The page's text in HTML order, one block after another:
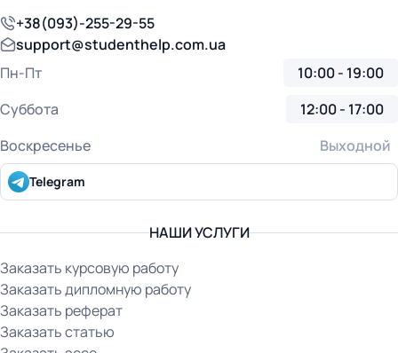
НАШИ УСЛУГИ
Заказать курсовую работу
Заказать дипломную работу
Заказать реферат
Заказать статью
+38(093)-255-29-55
support@studenthelp.com.ua
Пн-Пт
10:00 - 19:00
Суббота
12:00 - 17:00
Воскресенье
Выходной
Telegram